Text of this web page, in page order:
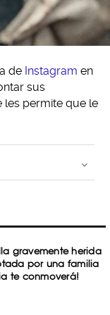
de Instagram en
sus
les permite que le
gravemente herida
por una familia
te conmoverá!